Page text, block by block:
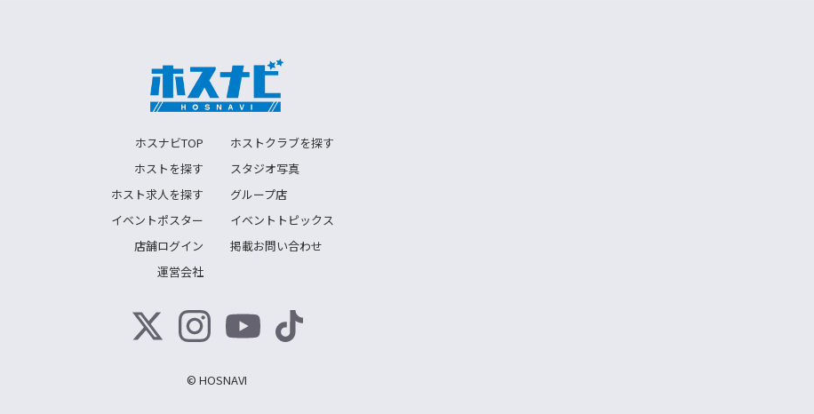
ホスナビTOP
ホストクラブを探す
ホストを探す
スタジオ写真
ホスト求人を探す
グループ店
イベントポスター
イベントトピックス
店舗ログイン
掲載お問い合わせ
運営会社
© HOSNAVI